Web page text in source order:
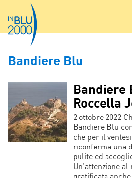
Bandiere Blu
Bandiere
Roccella
2 ottobre 2022
Bandiere Blu
che per il
riconferma una
pulite ed
Un’attenzione
gratificata